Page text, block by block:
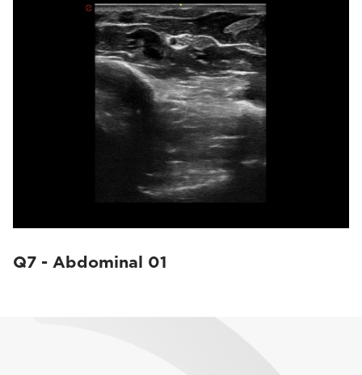
Q7 - Abdominal 01